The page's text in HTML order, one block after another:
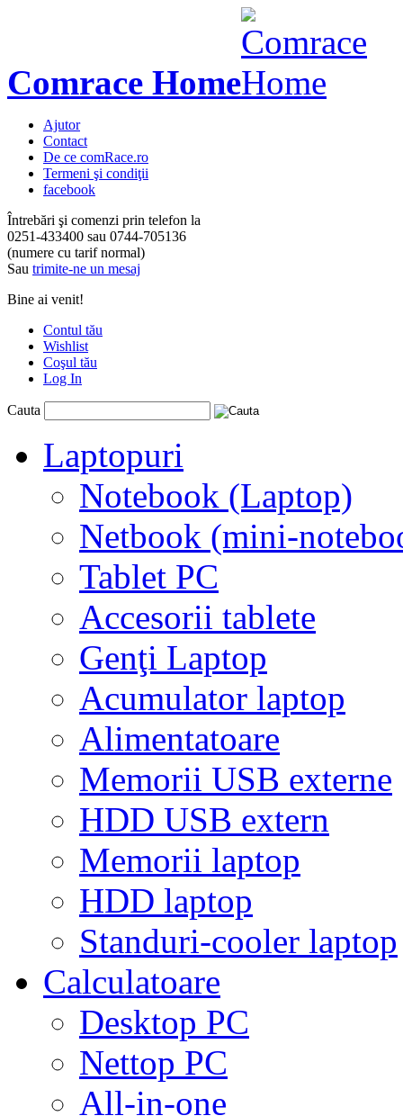
Comrace Home
Ajutor
Contact
De ce comRace.ro
Termeni şi condiţii
facebook
Întrebări şi comenzi prin telefon la
0251-433400 sau 0744-705136
(numere cu tarif normal)
Sau trimite-ne un mesaj
Bine ai venit!
Contul tău
Wishlist
Coşul tău
Log In
Cauta
Laptopuri
Notebook (Laptop)
Netbook (mini-
Tablet PC
Accesorii tablete
Genţi Laptop
Acumulator laptop
Alimentatoare
Memorii USB externe
HDD USB extern
Memorii laptop
HDD laptop
Standuri-cooler laptop
Calculatoare
Desktop PC
Nettop PC
All-in-one